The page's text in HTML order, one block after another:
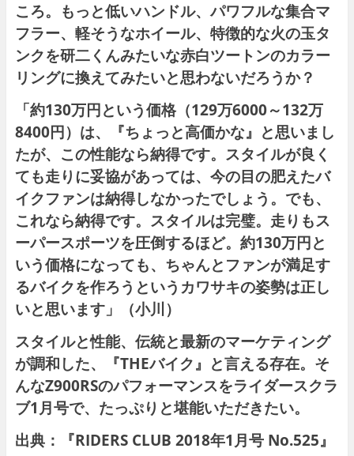
ころ。もっと低いハンドル、パワフルな集合マ
フラー、軽そうなホイール、特徴的な火の玉タ
ンクを研二くんみたいな赤白ツートンのカラー
リングに換えてみたいと思わないだろうか？
「約130万円という価格（129万6000～132万
8400円）は、『ちょっと高価かな』と思いまし
たが、この性能なら納得です。スタイルが良く
ても走りに妥協があっては、今の目の肥えたバ
イクファンは納得しなかったでしょう。でも、
これなら納得です。スタイルは完璧。走りもス
ーパースポーツを圧倒するほど。約130万円と
いう価格になっても、ちゃんとファンが満足す
るバイクを作ろうというカワサキの姿勢は正し
いと思います」（小川）
スタイルと性能、伝統と最新のマーケティング
が調和した、『THEバイク』と言える存在。そ
んなZ900RSのパフォーマンスをライダースクラ
ブ1月号で、たっぷりと堪能いただきたい。
出典：『RIDERS CLUB 2018年1月号 No.525』